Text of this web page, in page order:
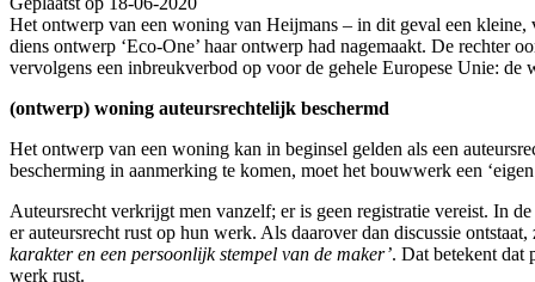
Het ontwerp van een woning van Heijmans – in dit geval een kleine,
diens ontwerp ‘Eco-One’ haar ontwerp had nagemaakt. De rechter
vervolgens een inbreukverbod op voor de gehele Europese Unie:
(ontwerp) woning auteursrechtelijk beschermd
Het ontwerp van een woning kan in beginsel gelden als een
bescherming in aanmerking te komen, moet het bouwwerk een
Auteursrecht verkrijgt men vanzelf; er is geen registratie vereist. In
er auteursrecht rust op hun werk. Als daarover dan discussie
karakter en een persoonlijk stempel van de maker’. Dat betekent dat
werk rust.